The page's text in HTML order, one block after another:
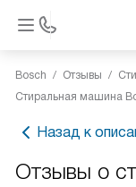
Bosch Отзывы
Стиральная машина
Назад к
Отзывы о